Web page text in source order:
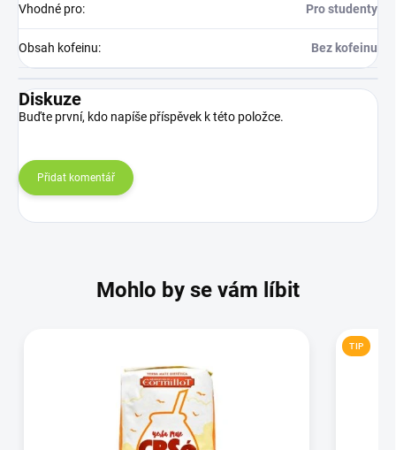
Vhodné pro: Pro studenty
Obsah kofeinu: Bez kofeinu
Diskuze
Buďte první, kdo napíše příspěvek k této položce.
Přidat komentář
Mohlo by se vám líbit
TIP